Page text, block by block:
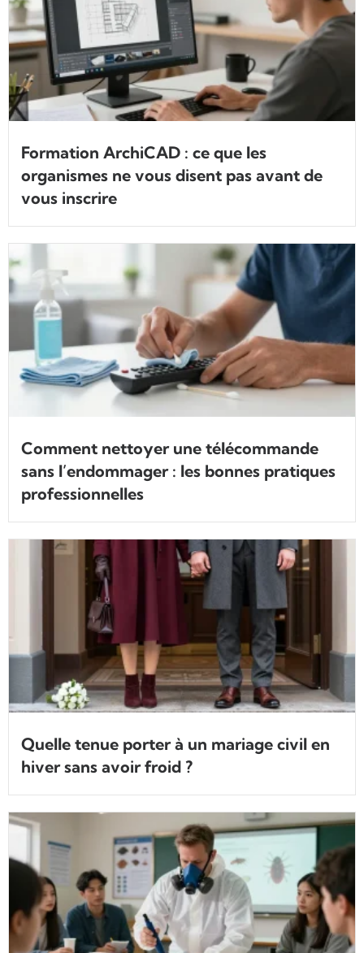
Formation ArchiCAD : ce que les
organismes ne vous disent pas avant de
vous inscrire
Comment nettoyer une télécommande
sans l’endommager : les bonnes pratiques
professionnelles
Quelle tenue porter à un mariage civil en
hiver sans avoir froid ?